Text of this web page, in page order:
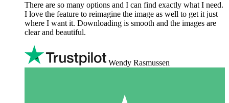
There are so many options and I can find exactly what I need.
I love the feature to reimagine the image as well to get it just
where I want it. Downloading is smooth and the images are
clear and beautiful.
Wendy Rasmussen